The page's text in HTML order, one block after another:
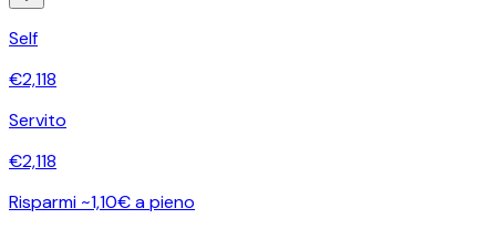
Self
€2,118
Servito
€2,118
Risparmi ~1,10€ a pieno